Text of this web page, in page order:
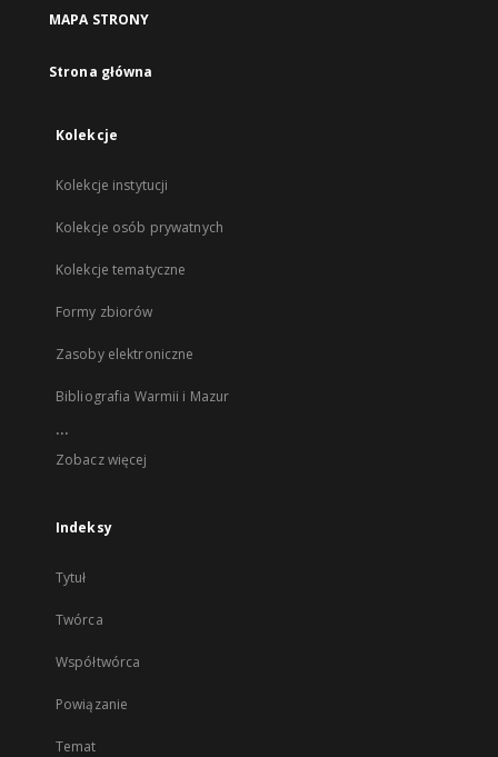
MAPA STRONY
Strona główna
Kolekcje
Kolekcje instytucji
Kolekcje osób prywatnych
Kolekcje tematyczne
Formy zbiorów
Zasoby elektroniczne
Bibliografia Warmii i Mazur
...
Zobacz więcej
Indeksy
Tytuł
Twórca
Współtwórca
Powiązanie
Temat